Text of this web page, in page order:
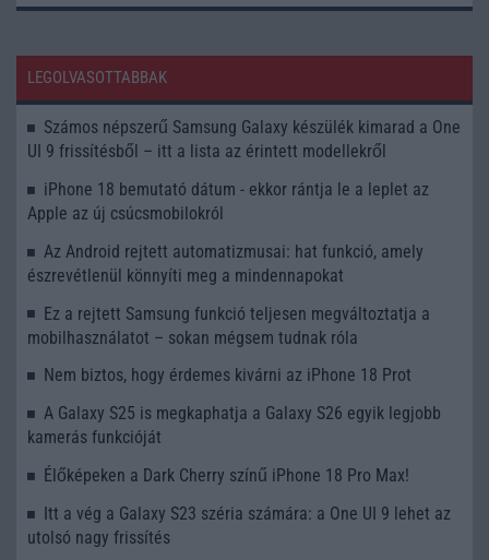
LEGOLVASOTTABBAK
Számos népszerű Samsung Galaxy készülék kimarad a One
UI 9 frissítésből – itt a lista az érintett modellekről
iPhone 18 bemutató dátum - ekkor rántja le a leplet az
Apple az új csúcsmobilokról
Az Android rejtett automatizmusai: hat funkció, amely
észrevétlenül könnyíti meg a mindennapokat
Ez a rejtett Samsung funkció teljesen megváltoztatja a
mobilhasználatot – sokan mégsem tudnak róla
Nem biztos, hogy érdemes kivárni az iPhone 18 Prot
A Galaxy S25 is megkaphatja a Galaxy S26 egyik legjobb
kamerás funkcióját
Élőképeken a Dark Cherry színű iPhone 18 Pro Max!
Itt a vég a Galaxy S23 széria számára: a One UI 9 lehet az
utolsó nagy frissítés